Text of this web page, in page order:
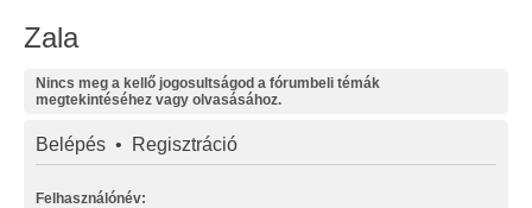
Zala
Nincs meg a kellő jogosultságod a fórumbeli témák
megtekintéséhez vagy olvasásához.
Belépés • Regisztráció
Felhasználónév: